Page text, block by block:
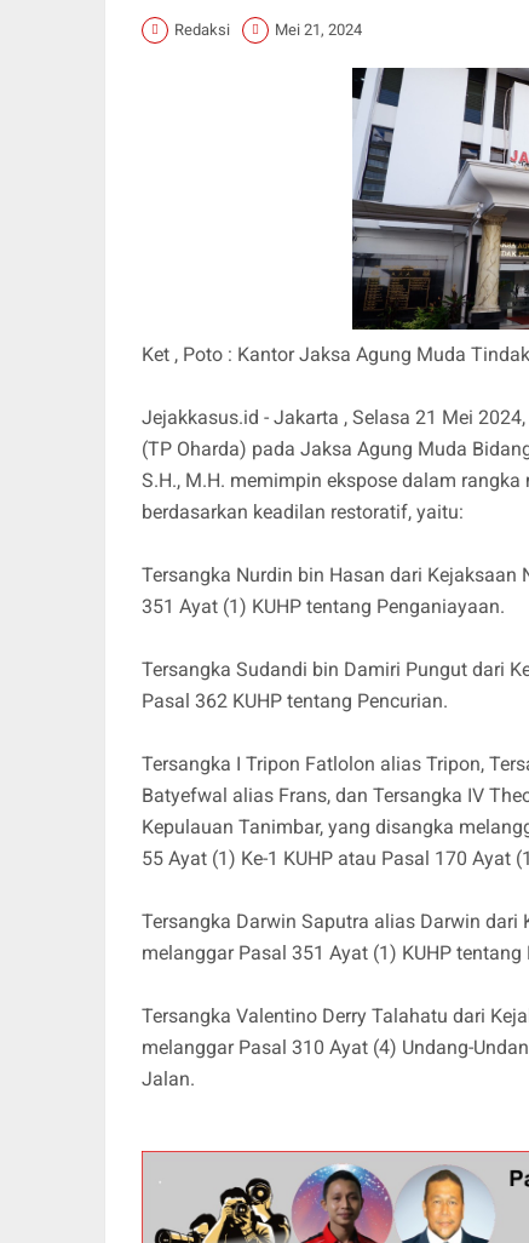
Redaksi Mei 21, 2024
Ket , Poto : Kantor Jaksa Agung Muda
Jejakkasus.id - Jakarta , Selasa 21 Mei
(TP Oharda) pada Jaksa Agung Muda
S.H., M.H. memimpin ekspose dalam
berdasarkan keadilan restoratif, yaitu:
Tersangka Nurdin bin Hasan dari Kejaksaan
351 Ayat (1) KUHP tentang Penganiayaan.
Tersangka Sudandi bin Damiri Pungut dari
Pasal 362 KUHP tentang Pencurian.
Tersangka I Tripon Fatlolon alias Tripon,
Batyefwal alias Frans, dan Tersangka IV
Kepulauan Tanimbar, yang disangka
55 Ayat (1) Ke-1 KUHP atau Pasal 170 Ayat
Tersangka Darwin Saputra alias Darwin dari
melanggar Pasal 351 Ayat (1) KUHP tentang
Tersangka Valentino Derry Talahatu dari
melanggar Pasal 310 Ayat (4) Undang-
Jalan.